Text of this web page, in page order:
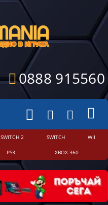
0888 915560
SWITCH 2 SWITCH WII
PS3 XBOX 360